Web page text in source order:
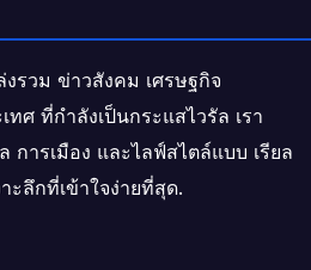
รวม ข่าวสังคม เศรษฐกิจ
ทศ ที่กำลังเป็นกระแสไวรัล เรา
การเมือง และไลฟ์สไตล์แบบ เรียล
ะลึกที่เข้าใจง่ายที่สุด.